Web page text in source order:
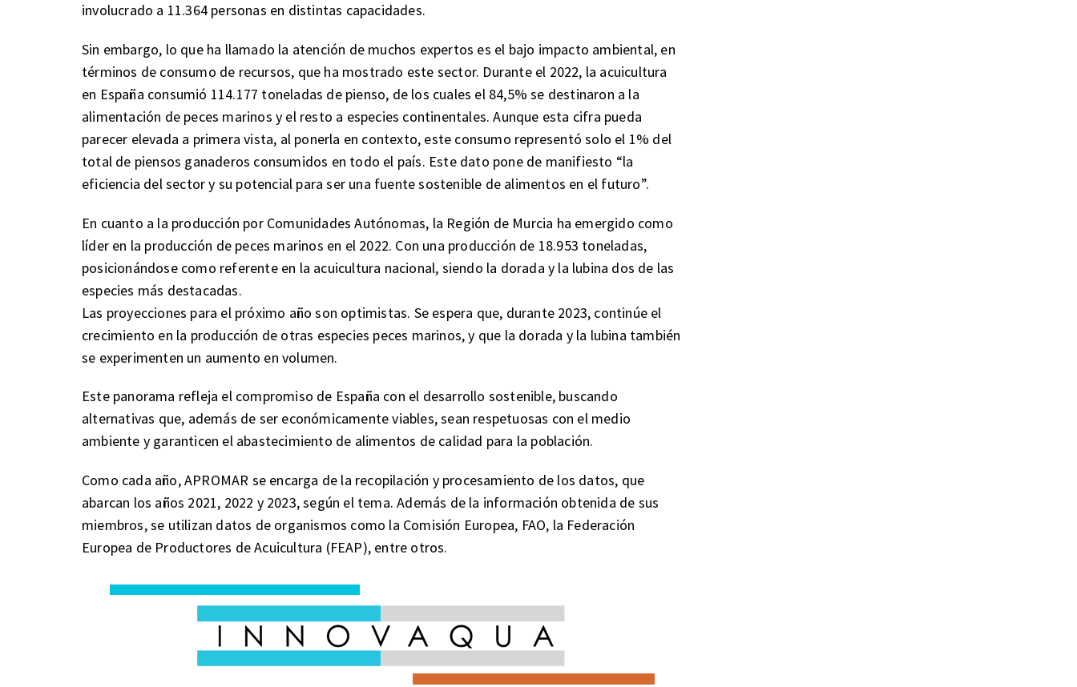
involucrado a 11.364 personas en distintas capacidades.
Sin embargo, lo que ha llamado la atención de muchos expertos es el bajo impacto ambiental, en
términos de consumo de recursos, que ha mostrado este sector. Durante el 2022, la acuicultura
en España consumió 114.177 toneladas de pienso, de los cuales el 84,5% se destinaron a la
alimentación de peces marinos y el resto a especies continentales. Aunque esta cifra pueda
parecer elevada a primera vista, al ponerla en contexto, este consumo representó solo el 1% del
total de piensos ganaderos consumidos en todo el país. Este dato pone de manifiesto “la
eficiencia del sector y su potencial para ser una fuente sostenible de alimentos en el futuro”.
En cuanto a la producción por Comunidades Autónomas, la Región de Murcia ha emergido como
líder en la producción de peces marinos en el 2022. Con una producción de 18.953 toneladas,
posicionándose como referente en la acuicultura nacional, siendo la dorada y la lubina dos de las
especies más destacadas.
Las proyecciones para el próximo año son optimistas. Se espera que, durante 2023, continúe el
crecimiento en la producción de otras especies peces marinos, y que la dorada y la lubina también
se experimenten un aumento en volumen.
Este panorama refleja el compromiso de España con el desarrollo sostenible, buscando
alternativas que, además de ser económicamente viables, sean respetuosas con el medio
ambiente y garanticen el abastecimiento de alimentos de calidad para la población.
Como cada año, APROMAR se encarga de la recopilación y procesamiento de los datos, que
abarcan los años 2021, 2022 y 2023, según el tema. Además de la información obtenida de sus
miembros, se utilizan datos de organismos como la Comisión Europea, FAO, la Federación
Europea de Productores de Acuicultura (FEAP), entre otros.